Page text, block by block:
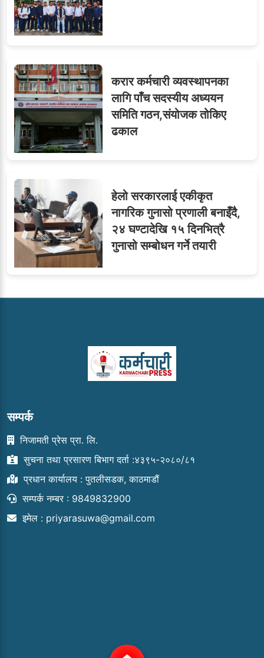
करार कर्मचारी व्यवस्थापनका
लागि पाँच सदस्यीय अध्ययन
समिति गठन,संयोजक तोकिए
ढकाल
हेलो सरकारलाई एकीकृत
नागरिक गुनासो प्रणाली बनाइँदै,
२४ घण्टादेखि १५ दिनभित्रै
गुनासो सम्बोधन गर्ने तयारी
सम्पर्क
निजामती प्रेस प्रा. लि.
सुचना तथा प्रसारण बिभाग दर्ता :४३९५-२०८०/८१
प्रधान कार्यालय : पुतलीसडक, काठमाडौं
सम्पर्क नम्बर : 9849832900
इमेल : priyarasuwa@gmail.com